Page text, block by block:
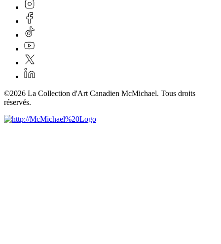
©2026 La Collection d'Art Canadien McMichael. Tous droits
réservés.